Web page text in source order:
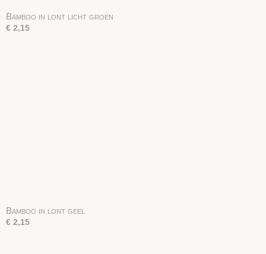
Bamboo in lont licht groen
€ 2,15
Bamboo in lont geel
€ 2,15